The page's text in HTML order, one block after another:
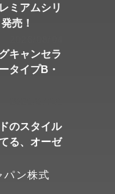
ミアムシリ
売！
キャンセラ
タイプB・
のスタイル
る、オーゼ
パン株式